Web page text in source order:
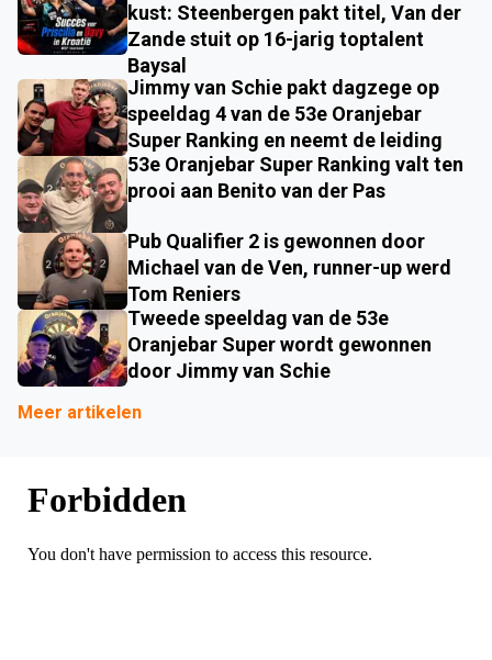
kust: Steenbergen pakt titel, Van der
Zande stuit op 16-jarig toptalent
Baysal
Jimmy van Schie pakt dagzege op
speeldag 4 van de 53e Oranjebar
Super Ranking en neemt de leiding
53e Oranjebar Super Ranking valt ten
prooi aan Benito van der Pas
Pub Qualifier 2 is gewonnen door
Michael van de Ven, runner-up werd
Tom Reniers
Tweede speeldag van de 53e
Oranjebar Super wordt gewonnen
door Jimmy van Schie
Meer artikelen